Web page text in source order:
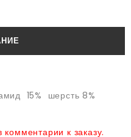
15% шерсть 8%
к заказу.